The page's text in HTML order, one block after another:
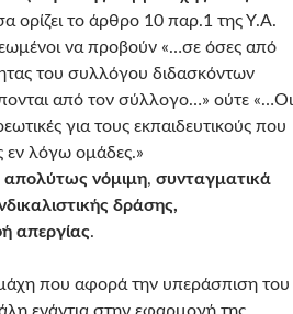
ορίζει το άρθρο 10 παρ.1 της Υ.Α.
να προβούν «…σε όσες από
του συλλόγου διδασκόντων
από τον σύλλογο…» ούτε «…Οι
για τους εκπαιδευτικούς που
εν λόγω ομάδες.»
απολύτως νόμιμη, συνταγματικά
δράσης,
απεργίας.
μάχη που αφορά την υπεράσπιση του